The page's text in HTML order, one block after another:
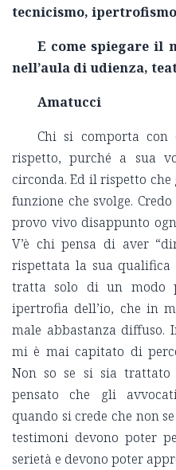
tecnicismo,
E come spiegare il
nell’aula di udienza,
Amatucci
Chi si comporta con
rispetto, purché a sua
circonda. Ed il rispetto
funzione che svolge.
provo vivo disappunto
V’è chi pensa di aver
rispettata la sua qualifica
tratta solo di un modo
ipertrofia dell’io, che in
male abbastanza diffuso.
mi è mai capitato di
Non so se si sia
pensato che gli
quando si crede che non
testimoni devono poter
serietà e devono poter